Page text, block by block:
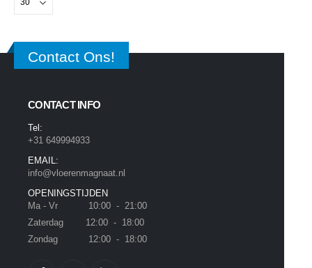
Contact Ons!
CONTACT INFO
Tel:
+31 649994933
EMAIL:
info@vloerenmagnaat.nl
OPENINGSTIJDEN
Ma - Vr 10:00 - 21:00
Zaterdag 12:00 - 18:00
Zondag 12:00 - 18:00